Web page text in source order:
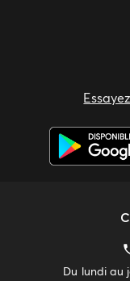
Du lundi au